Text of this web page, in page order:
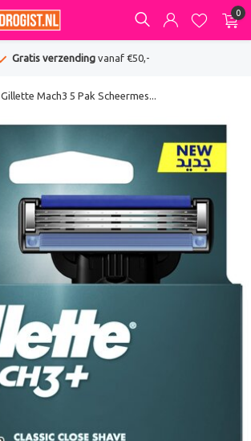
0
Gratis verzendingvanaf €50,-
Gillette Mach3 5 Pak Scheermes...